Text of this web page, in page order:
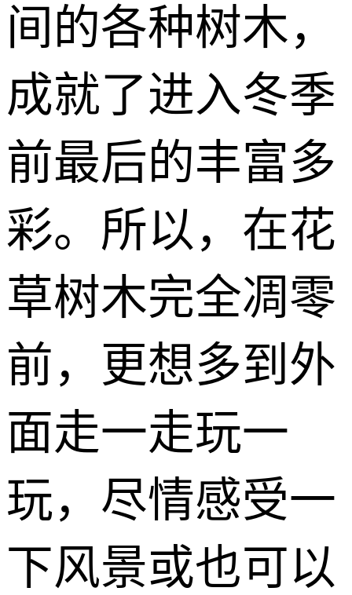
间的各种树木，
成就了进入冬季
前最后的丰富多
彩。所以，在花
草树木完全凋零
前，更想多到外
面走一走玩一
玩，尽情感受一
下风景或也可以